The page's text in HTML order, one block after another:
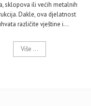
sklopova ili većih metalnih
Dakle, ova djelatnost
različite vještine i…
Više ...